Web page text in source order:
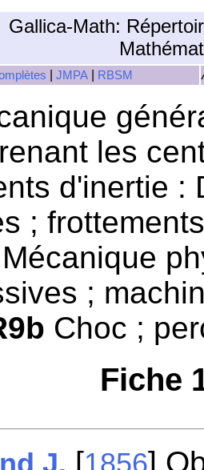
Gallica-Math:
JMPA RBSM
les
d'inertie :
;
Mécanique
;
Choc ;
Fiche
[
]